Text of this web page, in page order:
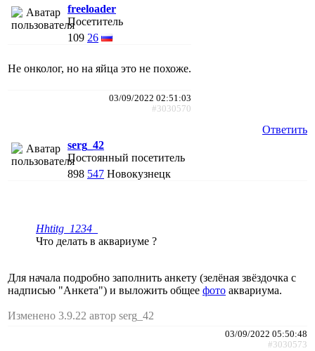
freeloader
Посетитель
109 26
Не онколог, но на яйца это не похоже.
03/09/2022 02:51:03
#3030570
Ответить
serg_42
Постоянный посетитель
898 547 Новокузнецк
Hhtitg_1234_
Что делать в аквариуме ?
Для начала подробно заполнить анкету (зелёная звёздочка с
надписью "Анкета") и выложить общее фото аквариума.
Изменено 3.9.22 автор serg_42
03/09/2022 05:50:48
#3030573